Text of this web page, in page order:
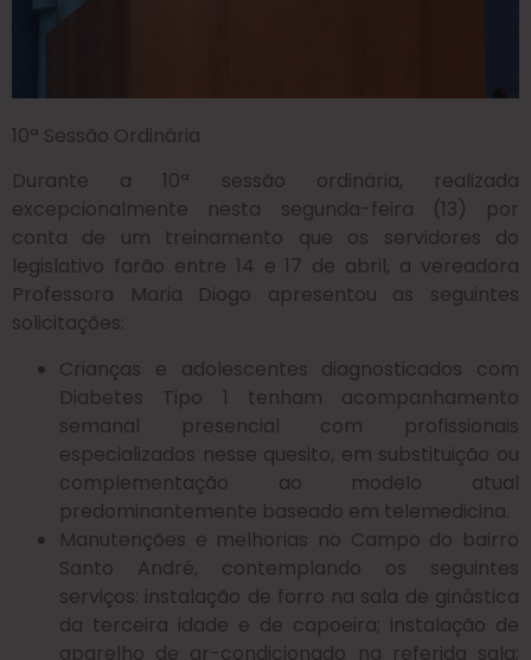
10ª Sessão Ordinária
Durante a 10ª sessão ordinária, realizada
excepcionalmente nesta segunda-feira (13) por
conta de um treinamento que os servidores do
legislativo farão entre 14 e 17 de abril, a vereadora
Professora Maria Diogo apresentou as seguintes
solicitações:
Crianças e adolescentes diagnosticados com
Diabetes Tipo 1 tenham acompanhamento
semanal presencial com profissionais
especializados nesse quesito, em substituição ou
complementação ao modelo atual
predominantemente baseado em telemedicina.
Manutenções e melhorias no Campo do bairro
Santo André, contemplando os seguintes
serviços: instalação de forro na sala de ginástica
da terceira idade e de capoeira; instalação de
aparelho de ar-condicionado na referida sala;